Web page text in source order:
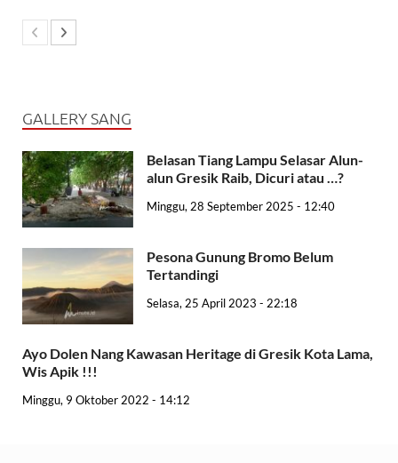
GALLERY SANG
Belasan Tiang Lampu Selasar Alun-
alun Gresik Raib, Dicuri atau …?
Minggu, 28 September 2025 - 12:40
Pesona Gunung Bromo Belum
Tertandingi
Selasa, 25 April 2023 - 22:18
Ayo Dolen Nang Kawasan Heritage di Gresik Kota Lama,
Wis Apik !!!
Minggu, 9 Oktober 2022 - 14:12